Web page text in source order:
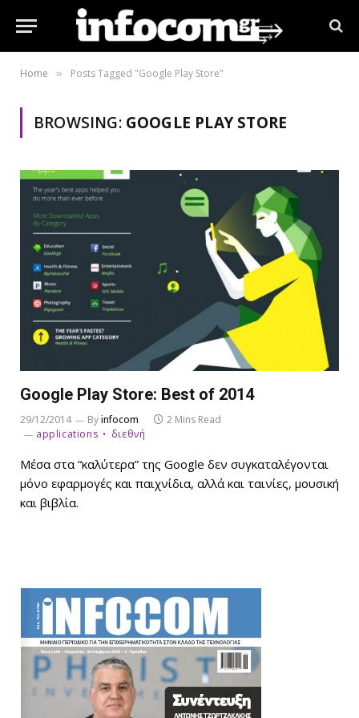
Home » Posts Tagged "Google Play Store"
BROWSING: GOOGLE PLAY STORE
Google Play Store: Best of 2014
29/12/2014 Byinfocom
2 Mins Read
applications
διεθνή
Μέσα στα “καλύτερα” της Google δεν συγκαταλέγονται
μόνο εφαρμογές και παιχνίδια, αλλά και ταινίες, μουσική
και βιβλία.